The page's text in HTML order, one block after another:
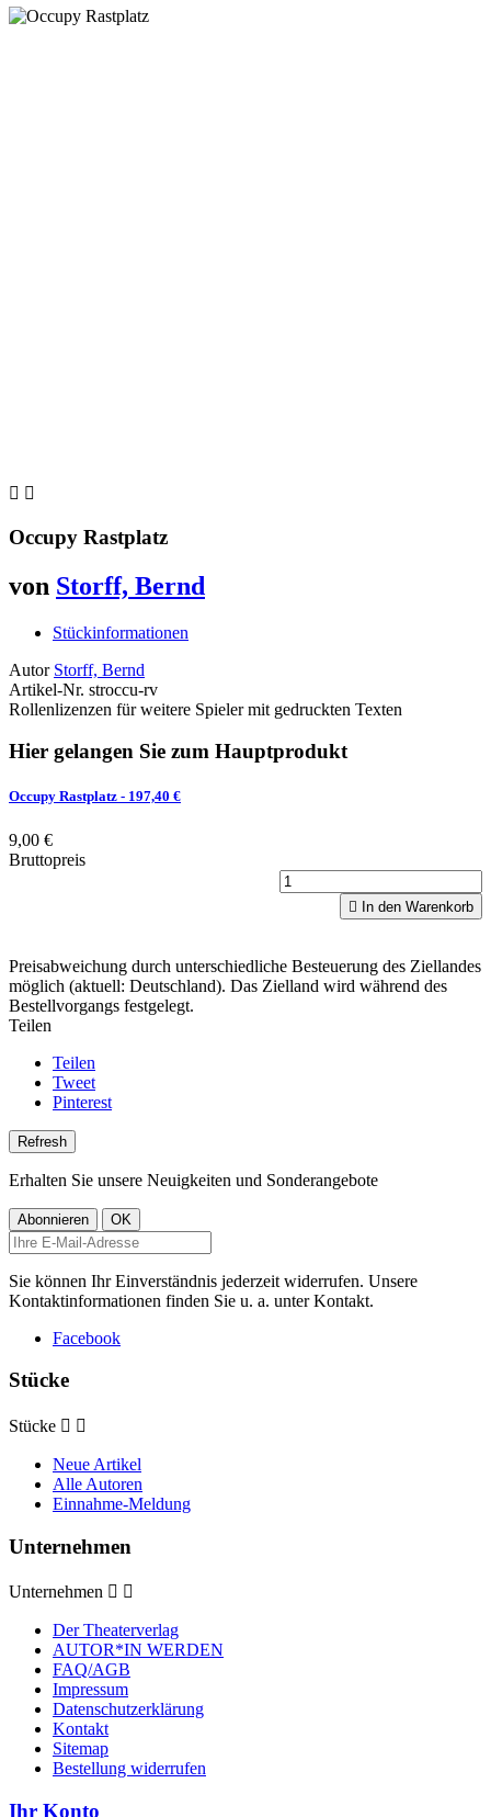
 
Occupy Rastplatz
von Storff, Bernd
Stückinformationen
Autor Storff, Bernd
Artikel-Nr. stroccu-rv
Rollenlizenzen für weitere Spieler mit gedruckten Texten
Hier gelangen Sie zum Hauptprodukt
Occupy Rastplatz - 197,40 €
9,00 €
Bruttopreis
 In den Warenkorb
Preisabweichung durch unterschiedliche Besteuerung des Ziellandes
möglich (aktuell: Deutschland). Das Zielland wird während des
Bestellvorgangs festgelegt.
Teilen
Teilen
Tweet
Pinterest
Erhalten Sie unsere Neuigkeiten und Sonderangebote
Sie können Ihr Einverständnis jederzeit widerrufen. Unsere
Kontaktinformationen finden Sie u. a. unter Kontakt.
Facebook
Stücke
Stücke  
Neue Artikel
Alle Autoren
Einnahme-Meldung
Unternehmen
Unternehmen  
Der Theaterverlag
AUTOR*IN WERDEN
FAQ/AGB
Impressum
Datenschutzerklärung
Kontakt
Sitemap
Bestellung widerrufen
Ihr Konto